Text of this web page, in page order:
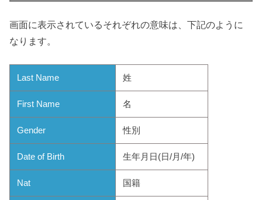
画面に表示されているそれぞれの意味は、下記のように
なります。
Last Name 姓
First Name 名
Gender 性別
Date of Birth 生年月日(日/月/年)
Nat 国籍